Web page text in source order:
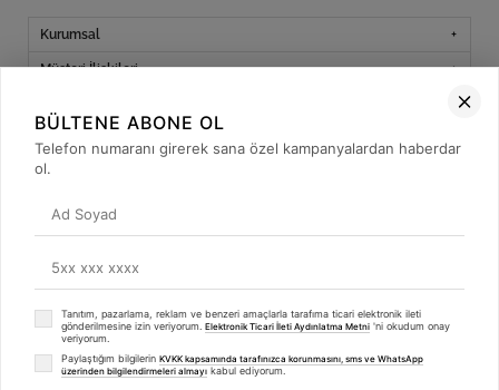
Kurumsal
Müşteri İlişkileri
Sosyal Medya
© 2019betulbabacan.com- Tüm Hakları Saklıdır.
BÜLTENE ABONE OL
Telefon numaranı girerek sana özel kampanyalardan haberdar
ol.
Tanıtım, pazarlama, reklam ve benzeri amaçlarla tarafıma ticari elektronik ileti
gönderilmesine izin veriyorum. Elektronik Ticari İleti Aydınlatma Metni 'ni okudum onay
veriyorum.
Paylaştığım bilgilerin KVKK kapsamında tarafınızca korunmasını, sms ve WhatsApp
üzerinden bilgilendirmeleri almayı kabul ediyorum.